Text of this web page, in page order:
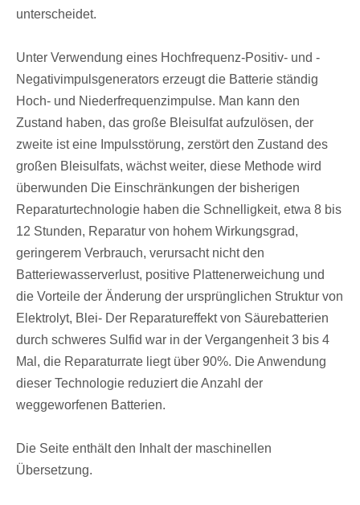
unterscheidet.
Unter Verwendung eines Hochfrequenz-Positiv- und -
Negativimpulsgenerators erzeugt die Batterie ständig
Hoch- und Niederfrequenzimpulse. Man kann den
Zustand haben, das große Bleisulfat aufzulösen, der
zweite ist eine Impulsstörung, zerstört den Zustand des
großen Bleisulfats, wächst weiter, diese Methode wird
überwunden Die Einschränkungen der bisherigen
Reparaturtechnologie haben die Schnelligkeit, etwa 8 bis
12 Stunden, Reparatur von hohem Wirkungsgrad,
geringerem Verbrauch, verursacht nicht den
Batteriewasserverlust, positive Plattenerweichung und
die Vorteile der Änderung der ursprünglichen Struktur von
Elektrolyt, Blei- Der Reparatureffekt von Säurebatterien
durch schweres Sulfid war in der Vergangenheit 3 bis 4
Mal, die Reparaturrate liegt über 90%. Die Anwendung
dieser Technologie reduziert die Anzahl der
weggeworfenen Batterien.
Die Seite enthält den Inhalt der maschinellen
Übersetzung.